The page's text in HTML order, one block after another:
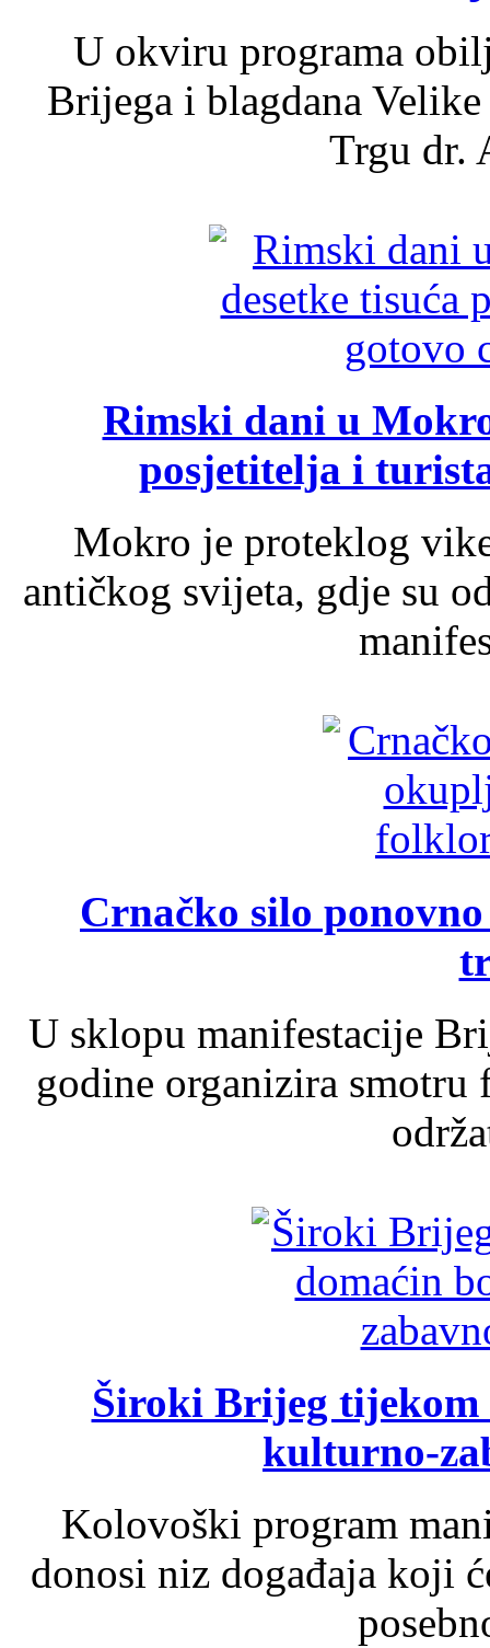
U okviru programa
Brijega i blagdana
Trgu dr.
Rimski dani u
posjetitelja i
Mokro je proteklog
antičkog svijeta, gdje su
Crnačko silo
U sklopu manifestacije
godine organizira
Široki Brijeg tijekom
kulturno-
Kolovoški program
donosi niz događaja koji